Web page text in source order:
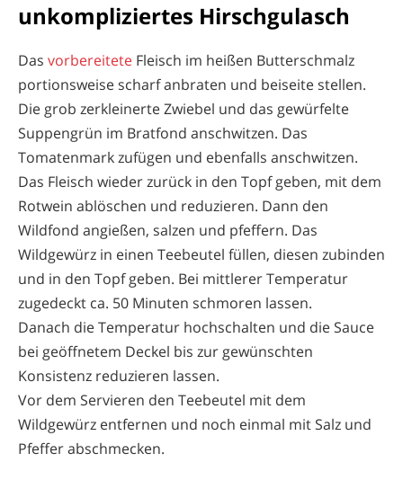
unkompliziertes Hirschgulasch
Das vorbereitete Fleisch im heißen Butterschmalz
portionsweise scharf anbraten und beiseite stellen.
Die grob zerkleinerte Zwiebel und das gewürfelte
Suppengrün im Bratfond anschwitzen. Das
Tomatenmark zufügen und ebenfalls anschwitzen.
Das Fleisch wieder zurück in den Topf geben, mit dem
Rotwein ablöschen und reduzieren. Dann den
Wildfond angießen, salzen und pfeffern. Das
Wildgewürz in einen Teebeutel füllen, diesen zubinden
und in den Topf geben. Bei mittlerer Temperatur
zugedeckt ca. 50 Minuten schmoren lassen.
Danach die Temperatur hochschalten und die Sauce
bei geöffnetem Deckel bis zur gewünschten
Konsistenz reduzieren lassen.
Vor dem Servieren den Teebeutel mit dem
Wildgewürz entfernen und noch einmal mit Salz und
Pfeffer abschmecken.